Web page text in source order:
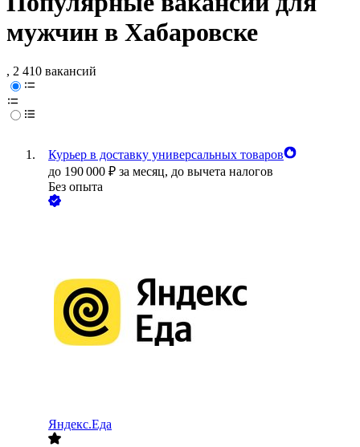
мужчин в Хабаровске
, 2 410 вакансий
Курьер в доставку универсальных товаров
до 190 000 ₽ за месяц, до вычета налогов
Без опыта
Яндекс.Еда